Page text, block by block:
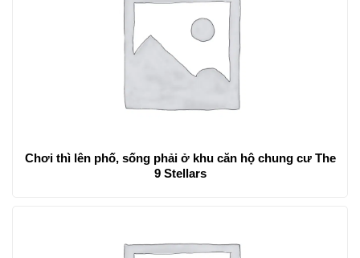
Chơi thì lên phố, sống phải ở khu căn hộ chung cư The
9 Stellars